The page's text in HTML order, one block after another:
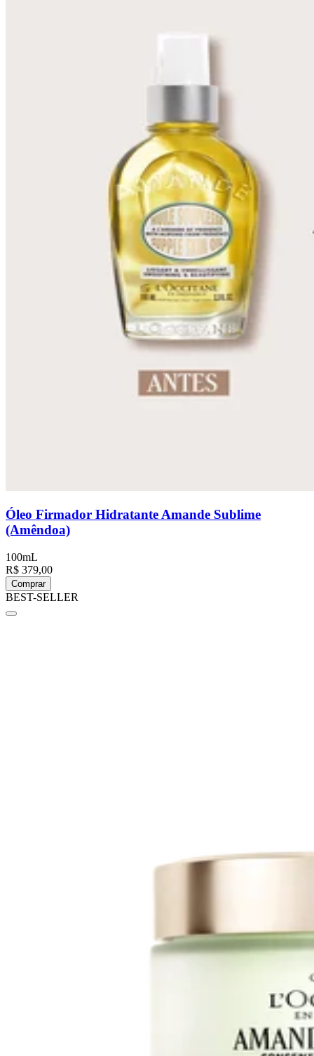
Óleo Firmador Hidratante Amande Sublime
(Amêndoa)
100mL
R$ 379,00
Comprar
BEST-SELLER